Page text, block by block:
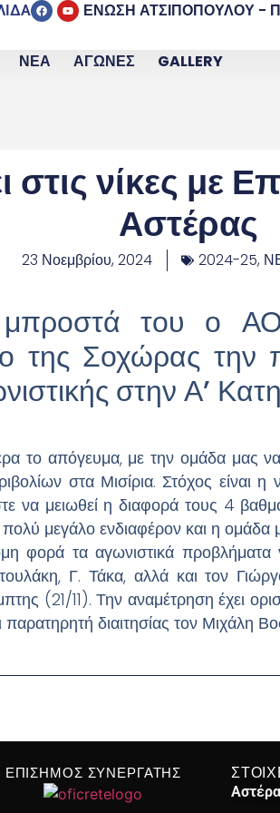
ΕΝΩΣΗ ΑΤΣΙΠΟΠΟΥΛΟΥ -
ΝΕΑ ΑΓΩΝΕΣ GALLERY
στις νίκες με
Αστέρας
23 Νοεμβρίου, 2024 2024-25,
μπροστά του ο
της Σοχώρας
στην Α’
το απόγευμα, με την ομάδα μας να
στα Μισίρια. Στόχος είναι η
να μειωθεί η διαφορά τους 4
μεγάλο ενδιαφέρον και η ομάδα
φορά τα αγωνιστικά
Γ. Τάκα, αλλά και τον
(21/11). Την αναμέτρηση έχει
διαιτησίας τον Μιχάλη
ΕΠΙΣΗΜΟΣ ΣΥΝΕΡΓΑΤΗΣ